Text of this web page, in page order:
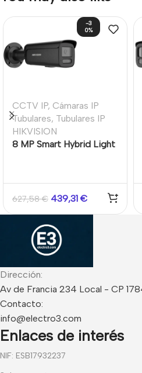
-3
0%
CCTV IP, Cámaras IP
Tubulares, Tubulares IP
HIKVISION
8 MP Smart Hybrid Light
627,58€ 439,31 €
Dirección:
Av de Francia 234 Local - CP
Contacto:
info@electro3.com
Enlaces de interés
NIF: ESB17932237